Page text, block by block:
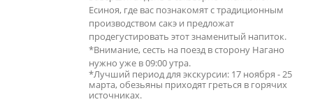
Есиноя, где вас познакомят с традиционным
производством сакэ и предложат
продегустировать этот знаменитый напиток.
*Внимание, сесть на поезд в сторону Нагано
нужно уже в 09:00 утра.
*Лучший период для экскурсии: 17 ноября - 25
марта, обезьяны приходят греться в горячих
источниках.